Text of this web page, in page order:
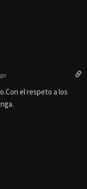
el respeto a los